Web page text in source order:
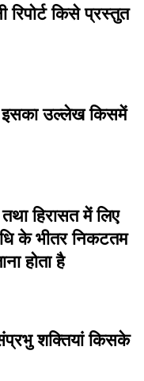
किसे प्रस्तुत
इसका उल्लेख किसमें
तथा हिरासत में लिए
के भीतर निकटतम
होता है
शक्तियां किसके